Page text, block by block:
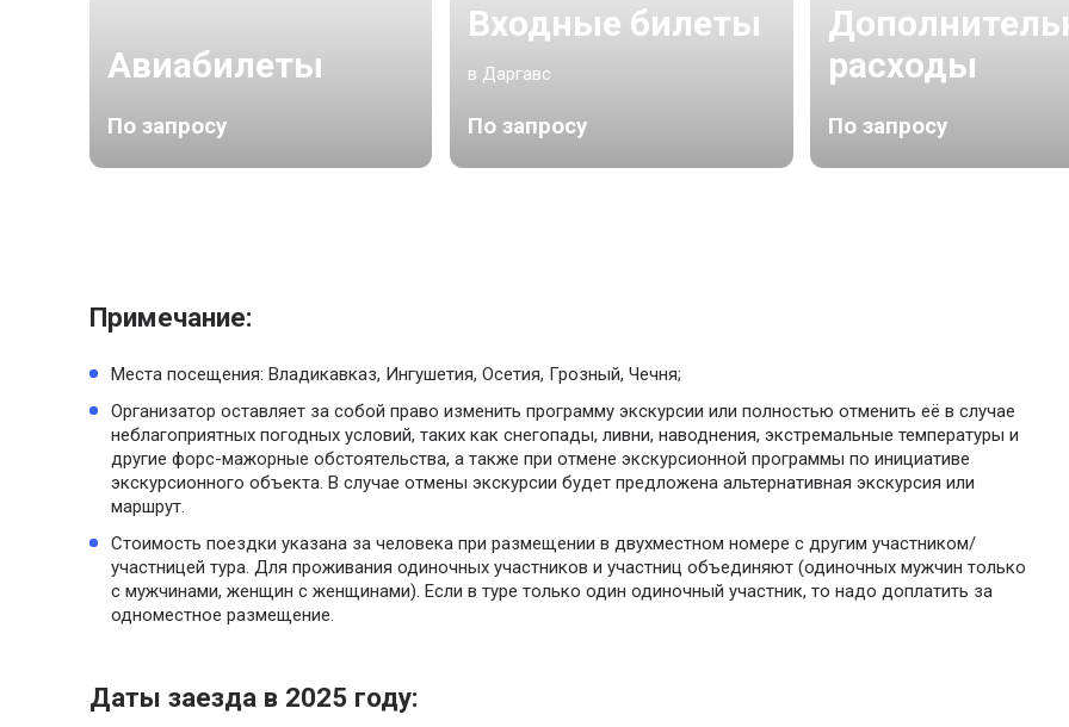
Авиабилеты
По запросу
Входные билеты
в Даргавс
По запросу
расходы
По запросу
Примечание:
Места посещения: Владикавказ, Ингушетия, Осетия, Грозный, Чечня;
Организатор оставляет за собой право изменить программу экскурсии или полностью отменить её в случае
неблагоприятных погодных условий, таких как снегопады, ливни, наводнения, экстремальные температуры и
другие форс-мажорные обстоятельства, а также при отмене экскурсионной программы по инициативе
экскурсионного объекта. В случае отмены экскурсии будет предложена альтернативная экскурсия или
маршрут.
Стоимость поездки указана за человека при размещении в двухместном номере с другим участником/
участницей тура. Для проживания одиночных участников и участниц объединяют (одиночных мужчин только
с мужчинами, женщин с женщинами). Если в туре только один одиночный участник, то надо доплатить за
одноместное размещение.
Даты заезда в 2025 году: